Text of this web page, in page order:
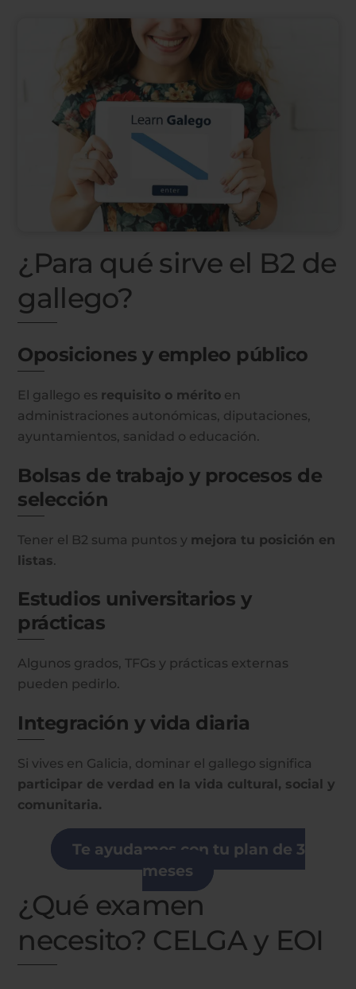
¿Para qué sirve el B2 de
gallego?
Oposiciones y empleo público
El gallego es requisito o mérito en
administraciones autonómicas, diputaciones,
ayuntamientos, sanidad o educación.
Bolsas de trabajo y procesos de
selección
Tener el B2 suma puntos y mejora tu posición en
listas.
Estudios universitarios y
prácticas
Algunos grados, TFGs y prácticas externas
pueden pedirlo.
Integración y vida diaria
Si vives en Galicia, dominar el gallego significa
participar de verdad en la vida cultural, social y
comunitaria.
Te ayudamos con tu plan de 3
meses
¿Qué examen
necesito? CELGA y EOI